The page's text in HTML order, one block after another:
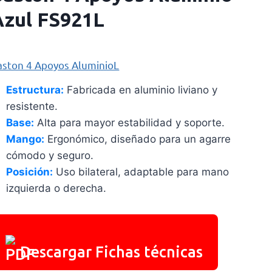
FS921L
4 Apoyos AluminioL
Estructura: Fabricada en aluminio liviano y
resistente.
Base: Alta para mayor estabilidad y soporte.
Mango: Ergonómico, diseñado para un agarre
cómodo y seguro.
Posición: Uso bilateral, adaptable para mano
izquierda o derecha.
Descargar Fichas técnicas